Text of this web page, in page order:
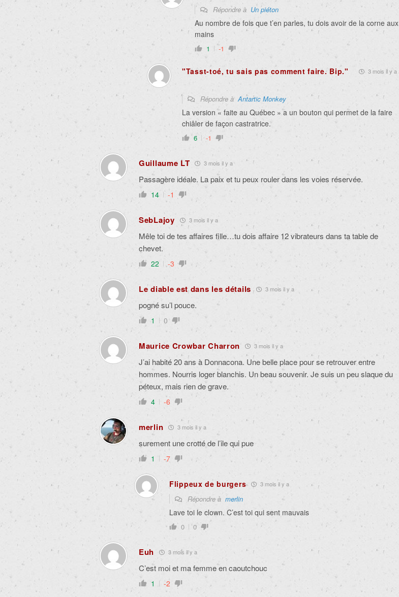
Répondre à Un piéton
Au nombre de fois que t’en parles, tu dois avoir de la corne aux
mains
1 -1
"Tasst-toé, tu sais pas comment faire. Bip." 3 mois il y a
Répondre àAntartic Monkey
La version « faite au Québec » a un bouton qui permet de la faire
chiâler de façon castratrice.
6 -1
Guillaume LT 3 mois il y a
Passagère idéale. La paix et tu peux rouler dans les voies réservée.
14 -1
SebLajoy 3 mois il y a
Mêle toi de tes affaires fille…tu dois affaire 12 vibrateurs dans ta table de
chevet.
22 -3
Le diable est dans les détails 3 mois il y a
pogné su’l pouce.
1 0
Maurice Crowbar Charron 3 mois il y a
J’ai habité 20 ans à Donnacona. Une belle place pour se retrouver entre
hommes. Nourris loger blanchis. Un beau souvenir. Je suis un peu slaque du
péteux, mais rien de grave.
4 -6
merlin 3 mois il y a
surement une crotté de l’ile qui pue
1 -7
Flippeux de burgers 3 mois il y a
Répondre à merlin
Lave toi le clown. C’est toi qui sent mauvais
0 0
Euh 3 mois il y a
C’est moi et ma femme en caoutchouc
1 -2